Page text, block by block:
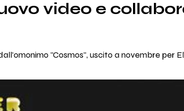
video e
"Cosmos", uscito a novembre per